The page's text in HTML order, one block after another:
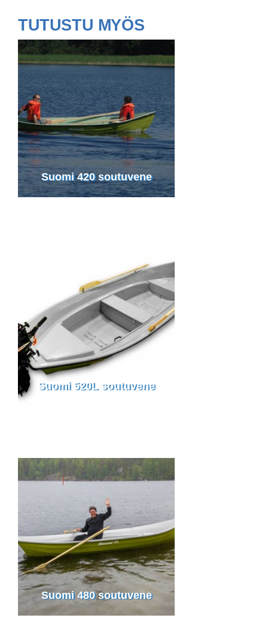
TUTUSTU MYÖS
Suomi 420 soutuvene
Suomi 520L soutuvene
Suomi 480 soutuvene